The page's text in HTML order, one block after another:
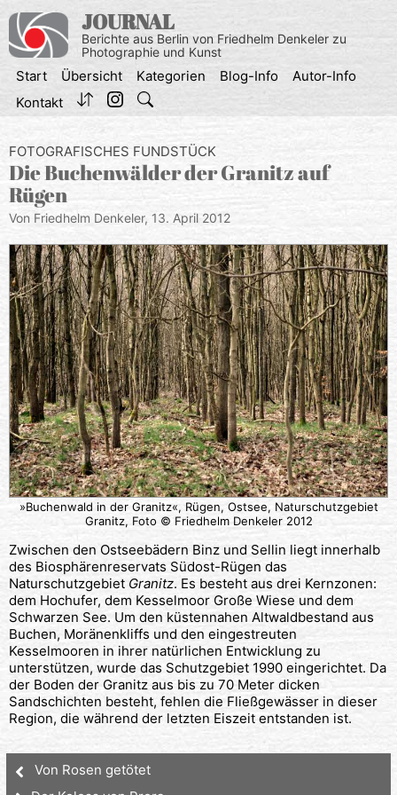
Inhalt
springen
JOURNAL
Berichte aus Berlin von Friedhelm Denkeler zu
Photographie und Kunst
Start Übersicht Kategorien Blog-Info
Autor-Info
Kontakt
FOTOGRAFISCHES FUNDSTÜCK
Die Buchenwälder der Granitz auf
Rügen
Von Friedhelm Denkeler, 13. April 2012
»Buchenwald in der Granitz«, Rügen, Ostsee, Naturschutzgebiet
Granitz, Foto © Friedhelm Denkeler 2012
Zwischen den Ostseebädern Binz und Sellin liegt innerhalb
des Biosphärenreservats Südost-Rügen das
Naturschutzgebiet Granitz. Es besteht aus drei Kernzonen:
dem Hochufer, dem Kesselmoor Große Wiese und dem
Schwarzen See. Um den küstennahen Altwaldbestand aus
Buchen, Moränenkliffs und den eingestreuten
Kesselmooren in ihrer natürlichen Entwicklung zu
unterstützen, wurde das Schutzgebiet 1990 eingerichtet. Da
der Boden der Granitz aus bis zu 70 Meter dicken
Sandschichten besteht, fehlen die Fließgewässer in dieser
Region, die während der letzten Eiszeit entstanden ist.
Von Rosen getötet